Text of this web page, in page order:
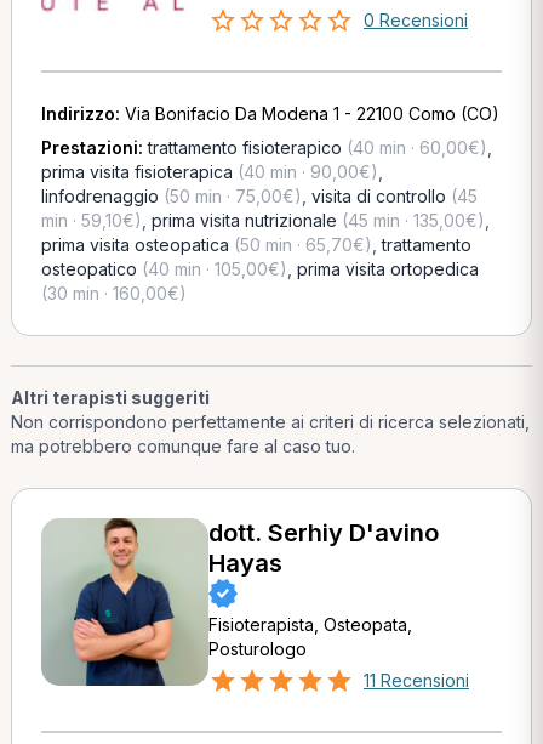
0 Recensioni
Indirizzo: Via Bonifacio Da Modena 1 - 22100 Como (CO)
Prestazioni:trattamento fisioterapico (40 min · 60,00€)
prima visita fisioterapica (40 min · 90,00€)
linfodrenaggio (50 min · 75,00€) visita di controllo (45
min · 59,10€) prima visita nutrizionale (45 min · 135,00€)
prima visita osteopatica (50 min · 65,70€) ,trattamento
osteopatico (40 min · 105,00€) prima visita ortopedica
(30 min · 160,00€)
Altri terapisti suggeriti
Non corrispondono perfettamente ai criteri di ricerca selezionati,
ma potrebbero comunque fare al caso tuo.
dott. Serhiy D'avino
Hayas
Fisioterapista, Osteopata,
Posturologo
11 Recensioni